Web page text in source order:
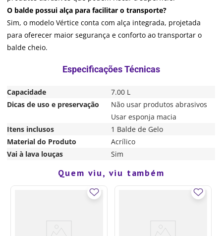
O balde possui alça para facilitar o transporte?
Sim, o modelo Vértice conta com alça integrada, projetada
para oferecer maior segurança e conforto ao transportar o
balde cheio.
Capacidade
7.00 L
Dicas de uso e preservação
Não usar produtos abrasivos
Usar esponja macia
Itens inclusos
1 Balde de Gelo
Material do Produto
Acrílico
Vai à lava louças
Sim
Quem viu, viu também